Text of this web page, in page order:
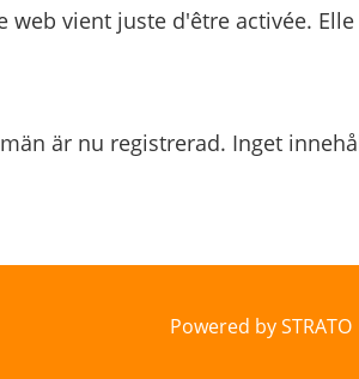
web vient juste d'être activée.
är nu registrerad. Inget
Powered by STRATO